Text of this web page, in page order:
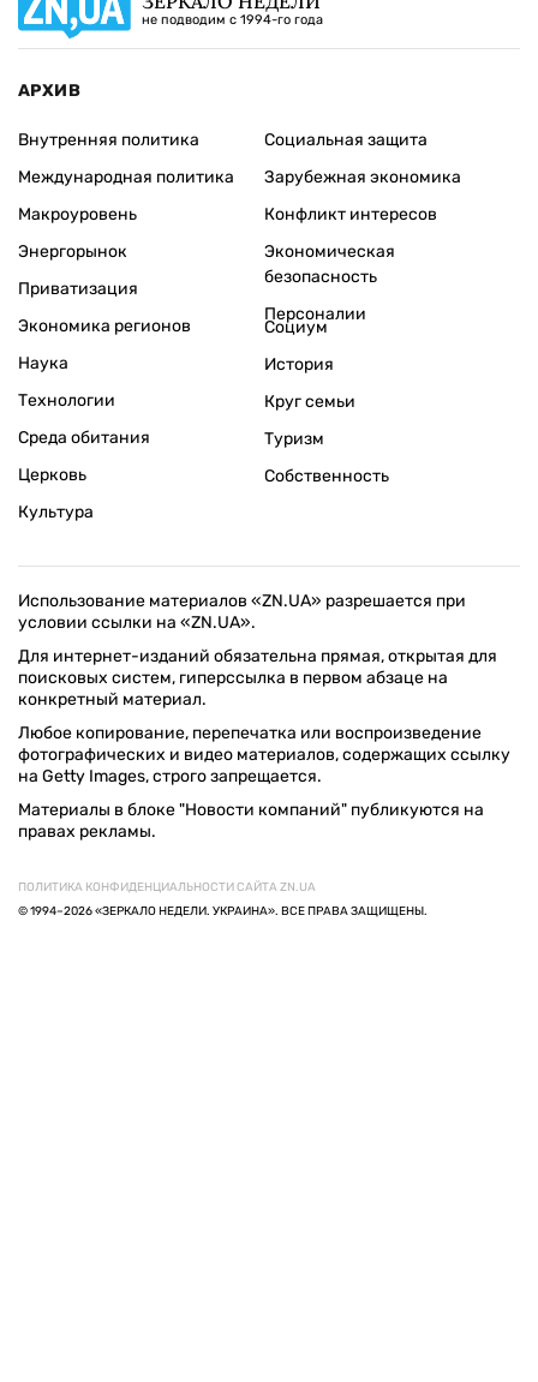
не подводим с 1994-го года
АРХИВ
Внутренняя политика
Международная политика
Макроуровень
Энергорынок
Приватизация
Экономика регионов
Социальная защита
Зарубежная экономика
Конфликт интересов
Экономическая
безопасность
Персоналии
Наука
Технологии
Среда обитания
Церковь
Культура
Социум
История
Круг семьи
Туризм
Собственность
Использование материалов «ZN.UA» разрешается при
условии ссылки на «ZN.UA».
Для интернет-изданий обязательна прямая, открытая для
поисковых систем, гиперссылка в первом абзаце на
конкретный материал.
Любое копирование, перепечатка или воспроизведение
фотографических и видео материалов, содержащих ссылку
на Getty Images, строго запрещается.
Материалы в блоке "Новости компаний" публикуются на
правах рекламы.
ПОЛИТИКА КОНФИДЕНЦИАЛЬНОСТИ САЙТА ZN.UA
© 1994–2026 «ЗЕРКАЛО НЕДЕЛИ. УКРАИНА». ВСЕ ПРАВА ЗАЩИЩЕНЫ.